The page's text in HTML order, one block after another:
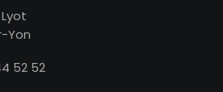
Yon
52 52